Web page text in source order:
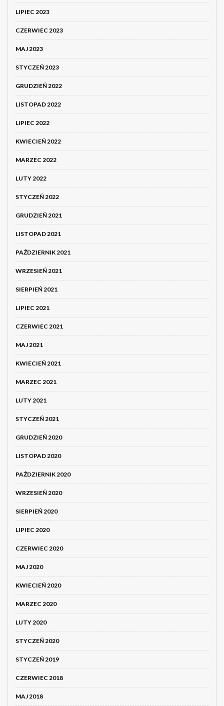
LIPIEC 2023
CZERWIEC 2023
MAJ 2023
STYCZEŃ 2023
GRUDZIEŃ 2022
LISTOPAD 2022
LIPIEC 2022
KWIECIEŃ 2022
MARZEC 2022
LUTY 2022
STYCZEŃ 2022
GRUDZIEŃ 2021
LISTOPAD 2021
PAŹDZIERNIK 2021
WRZESIEŃ 2021
SIERPIEŃ 2021
LIPIEC 2021
CZERWIEC 2021
MAJ 2021
KWIECIEŃ 2021
MARZEC 2021
LUTY 2021
STYCZEŃ 2021
GRUDZIEŃ 2020
LISTOPAD 2020
PAŹDZIERNIK 2020
WRZESIEŃ 2020
SIERPIEŃ 2020
LIPIEC 2020
CZERWIEC 2020
MAJ 2020
KWIECIEŃ 2020
MARZEC 2020
LUTY 2020
STYCZEŃ 2020
STYCZEŃ 2019
CZERWIEC 2018
MAJ 2018